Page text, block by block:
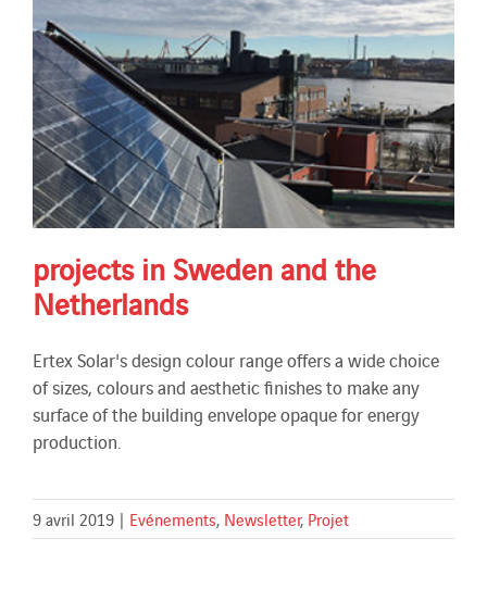
projects in Sweden and the
Netherlands
Ertex Solar's design colour range offers a wide choice
of sizes, colours and aesthetic finishes to make any
surface of the building envelope opaque for energy
production.
9 avril 2019 | Evénements, Newsletter, Projet